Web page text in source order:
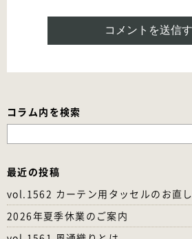
コラム内を検索
検
最近の投稿
vol.1562 カーテン用タッセルのお直し
2026年夏季休業のご案内